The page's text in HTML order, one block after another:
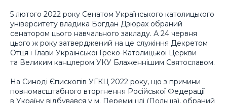
5 лютого 2022 року Сенатом Українського католицького
університету владика Богдан Дзюрах обраний
сенатором цього навчального закладу. А 24 червня
цього ж року затверджений на це служіння Декретом
Отця і Глави Української Греко-Католицької Церкви
та Великим канцлером УКУ Блаженнішим Святославом.
На Синоді Єпископів УГКЦ 2022 року, що з причини
повномасштабного вторгнення Російської Федерації
в Україну відбувався у м. Перемишлі (Польща), обраний